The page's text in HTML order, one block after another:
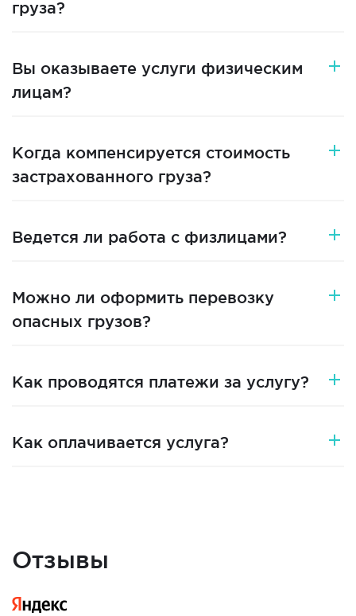
груза?
Вы оказываете услуги физическим
лицам?
Когда компенсируется стоимость
застрахованного груза?
Ведется ли работа с физлицами?
Можно ли оформить перевозку
опасных грузов?
Как проводятся платежи за услугу?
Как оплачивается услуга?
Отзывы